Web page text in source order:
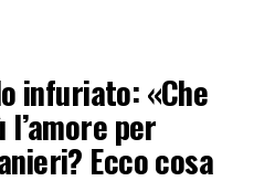
infuriato: «Che
l’amore per
Ecco cosa